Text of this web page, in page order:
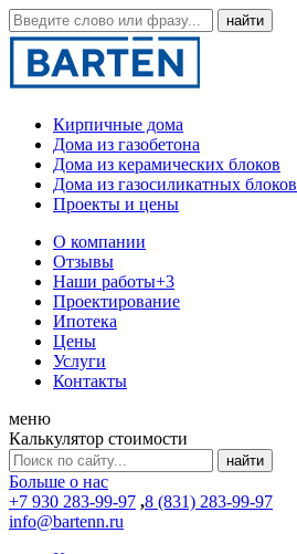
Кирпичные дома
Дома из газобетона
Дома из керамических блоков
Дома из газосиликатных блоков
Проекты и цены
О компании
Отзывы
Наши работы+3
Проектирование
Ипотека
Цены
Услуги
Контакты
меню
Калькулятор стоимости
Больше о нас
+7 930 283-99-97 ,8 (831) 283-99-97
info@bartenn.ru